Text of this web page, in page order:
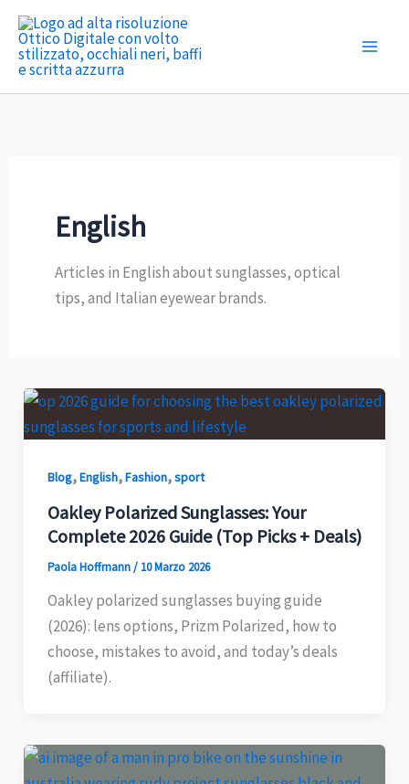
contenuto
English
Articles in English about sunglasses, optical
tips, and Italian eyewear brands.
Blog,English,Fashion,sport
Oakley Polarized Sunglasses: Your
Complete 2026 Guide (Top Picks + Deals)
Paola Hoffmann/ 10 Marzo 2026
Oakley polarized sunglasses buying guide
(2026): lens options, Prizm Polarized, how to
choose, mistakes to avoid, and today’s deals
(affiliate).